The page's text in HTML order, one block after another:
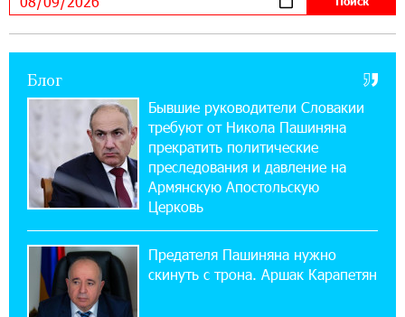
можно зарегистрироваться также с помощью
«Бесплатные бонусы в играх»: IDBank
предупреждает о кибератаках на школьников
11:21:15 31-07-2026
ЕАЭС со временем будет расширяться. Когда-
нибудь это поймёт и рядовой армянин, но
11:03:52 31-07-2026
Если Израиль использует тему Геноцида
армян против Эрдогана, то что для него
Блог
Бывшие руководители Словакии
требуют от Никола Пашиняна
прекратить политические
преследования и давление на
Армянскую Апостольскую
Церковь
Предателя Пашиняна нужно
скинуть с трона. Аршак Карапетян